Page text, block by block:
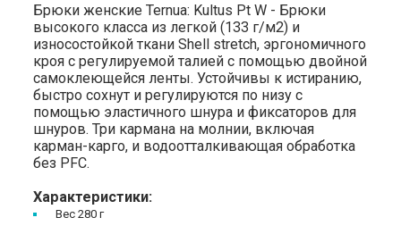
Брюки женские Ternua: Kultus Pt W - Брюки
высокого класса из легкой (133 г/м2) и
износостойкой ткани Shell stretch, эргономичного
кроя с регулируемой талией с помощью двойной
самоклеющейся ленты. Устойчивы к истиранию,
быстро сохнут и регулируются по низу с
помощью эластичного шнура и фиксаторов для
шнуров. Три кармана на молнии, включая
карман-карго, и водоотталкивающая обработка
без PFC.
Характеристики:
Вес 280 г